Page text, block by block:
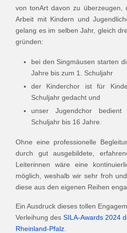
von tonArt davon zu überzeugen,
Arbeit mit Kindern und
gelang es im selben Jahr, gleich
gründen:
bei den Singmäusen starten
Jahre bis zum 1. Schuljahr
der Kinderchor ist für
Schuljahr gedacht und
unser Jugendchor
Schuljahr bis 16 Jahre.
Ohne eine professionelle
durch gut ausgebildete,
Leiterinnen wäre eine
möglich, weshalb wir sehr froh
diese aus den eigenen Reihen
Ein Ausdruck dieses tollen
Verleihung des SILA-Awards 2024
Rheinland-Pfalz